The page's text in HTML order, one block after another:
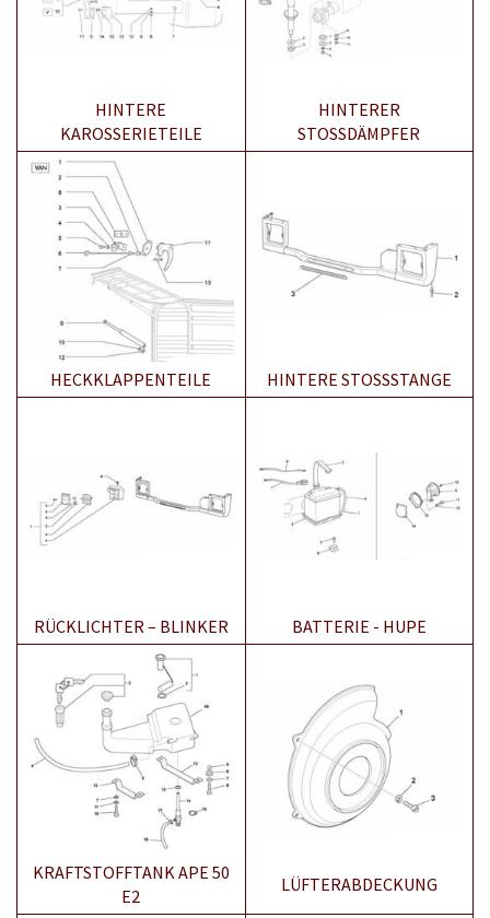
HINTERE
KAROSSERIETEILE
HINTERER
STOSSDÄMPFER
HECKKLAPPENTEILE HINTERE STOSSSTANGE
RÜCKLICHTER – BLINKER BATTERIE - HUPE
KRAFTSTOFFTANK APE 50
E2
LÜFTERABDECKUNG